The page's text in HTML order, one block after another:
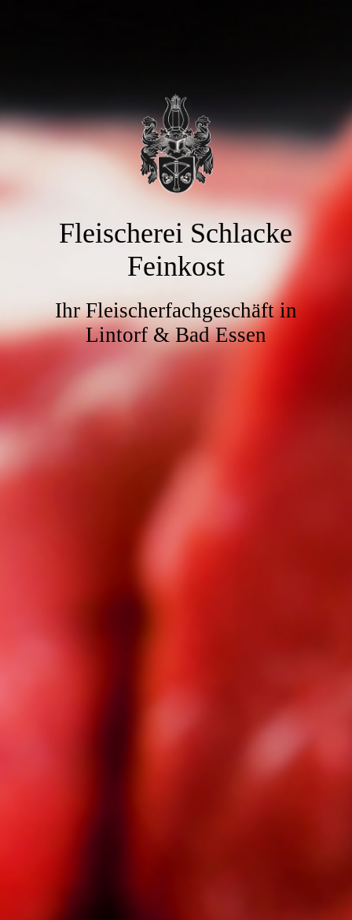
Fleischerei Schlacke
Feinkost
Ihr Fleischerfachgeschäft in
Lintorf & Bad Essen